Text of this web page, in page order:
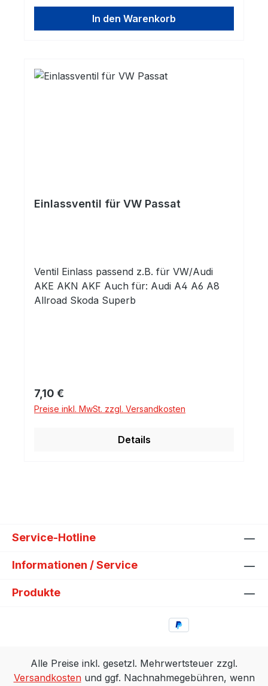
In den Warenkorb
Einlassventil für VW Passat
Ventil Einlass passend z.B. für VW/Audi
AKE AKN AKF Auch für: Audi A4 A6 A8
Allroad Skoda Superb
Regulärer Preis:
7,10 €
Preise inkl. MwSt. zzgl. Versandkosten
Details
Service-Hotline
Informationen / Service
Produkte
Alle Preise inkl. gesetzl. Mehrwertsteuer zzgl.
Versandkostenund ggf. Nachnahmegebühren, wenn